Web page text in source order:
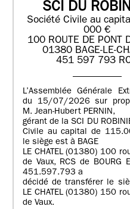
SCI DU
Société Civile au
000 €
100 ROUTE DE PONT
01380 BAGE-LE-
451 597 793
L’Assemblée Générale
du 15/07/2026 sur
M. Jean-Hubert PERNIN,
gérant de la SCI DU
Civile au capital de
le siège est à BAGE
LE CHATEL (01380) 100
de Vaux, RCS de BOURG
451.597.793 a
décidé de transférer le
LE CHATEL (01380) 150
de Vaux.